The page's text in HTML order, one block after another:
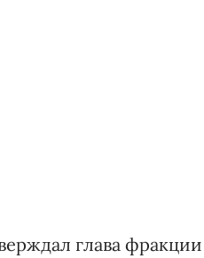
глава фракции